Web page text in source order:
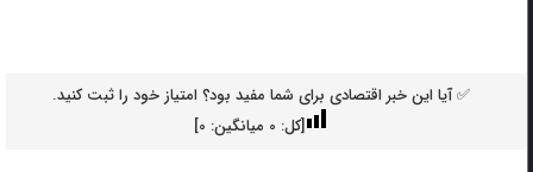
✅ آیا این خبر اقتصادی برای شما مفید بود؟ امتیاز خود را ثبت کنید.
[کل: 0میانگین: 0
]